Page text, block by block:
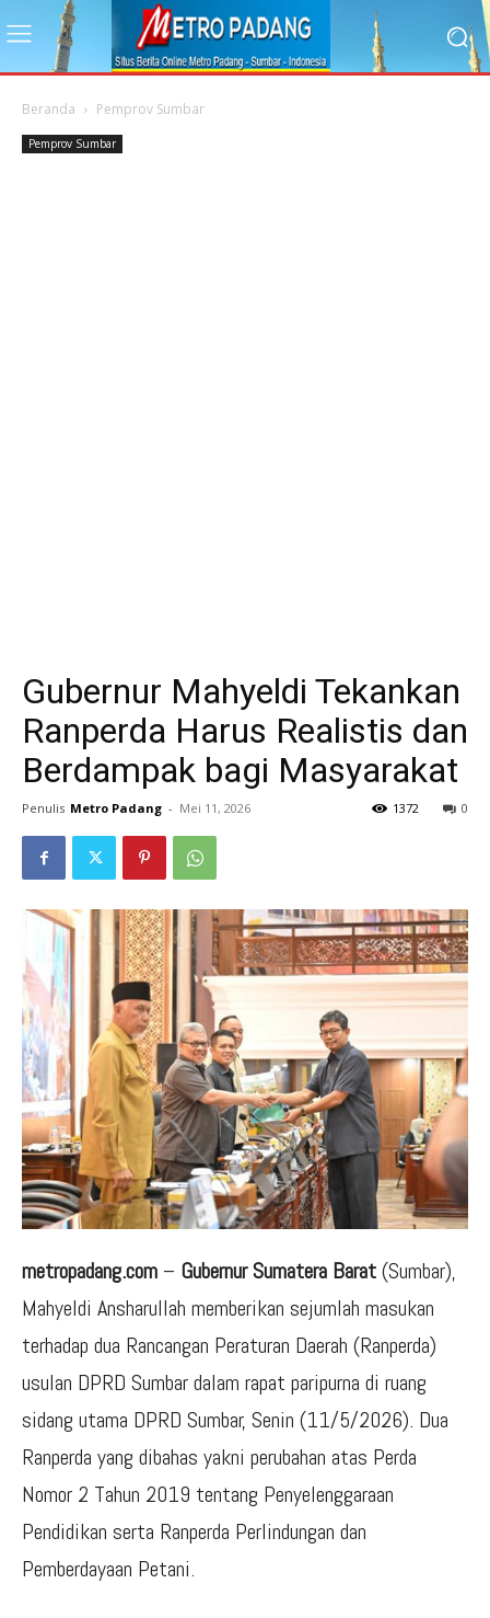
Beranda Pemprov Sumbar
Pemprov Sumbar
Gubernur Mahyeldi Tekankan
Ranperda Harus Realistis dan
Berdampak bagi Masyarakat
Penulis Metro Padang - Mei 11, 2026 0
1372
metropadang.com – Gubernur Sumatera Barat(Sumbar),
Mahyeldi Ansharullah memberikan sejumlah masukan
terhadap dua Rancangan Peraturan Daerah (Ranperda)
usulan DPRD Sumbar dalam rapat paripurna di ruang
sidang utama DPRD Sumbar, Senin (11/5/2026). Dua
Ranperda yang dibahas yakni perubahan atas Perda
Nomor 2 Tahun 2019 tentang Penyelenggaraan
Pendidikan serta Ranperda Perlindungan dan
Pemberdayaan Petani.